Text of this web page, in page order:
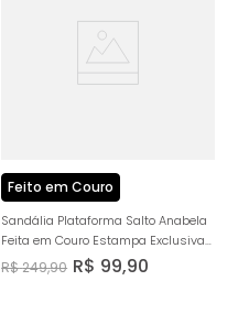
Feito em Couro
Sandália Plataforma Salto Anabela
Feita em Couro Estampa Exclusiva
Feminino Milano Preto 14418
R$249,90 R$ 99,90